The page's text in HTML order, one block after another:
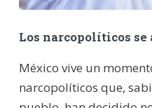
Los narcopolíticos
México vive un
narcopolíticos que,